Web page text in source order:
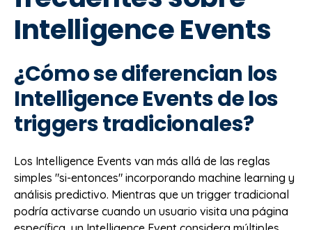
Intelligence Events
¿Cómo se diferencian los
Intelligence Events de los
triggers tradicionales?
Los Intelligence Events van más allá de las reglas
simples "si-entonces" incorporando machine learning y
análisis predictivo. Mientras que un trigger tradicional
podría activarse cuando un usuario visita una página